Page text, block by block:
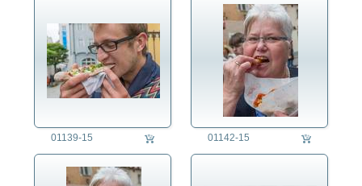
Gastronomie
Lebensmittel
Trinken
Zubereitung
Erziehung
Fest/Festlichkeit
Forschung/Wissenschaft
Freizeit
01139-15 01142-15